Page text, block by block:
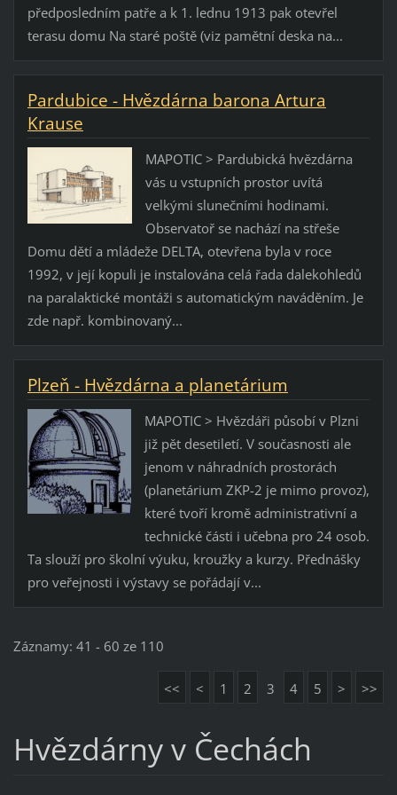
předposledním patře a k 1. lednu 1913 pak otevřel
terasu domu Na staré poště (viz pamětní deska na...
Pardubice - Hvězdárna barona Artura
Krause
MAPOTIC > Pardubická hvězdárna
vás u vstupních prostor uvítá
velkými slunečními hodinami.
Observatoř se nachází na střeše
Domu dětí a mládeže DELTA, otevřena byla v roce
1992, v její kopuli je instalována celá řada dalekohledů
na paralaktické montáži s automatickým naváděním. Je
zde např. kombinovaný...
Plzeň - Hvězdárna a planetárium
MAPOTIC > Hvězdáři působí v Plzni
již pět desetiletí. V současnosti ale
jenom v náhradních prostorách
(planetárium ZKP-2 je mimo provoz),
které tvoří kromě administrativní a
technické části i učebna pro 24 osob.
Ta slouží pro školní výuku, kroužky a kurzy. Přednášky
pro veřejnosti i výstavy se pořádají v...
Záznamy: 41 - 60 ze 110
<< < 1 2 3 4 5 > >>
Hvězdárny v Čechách